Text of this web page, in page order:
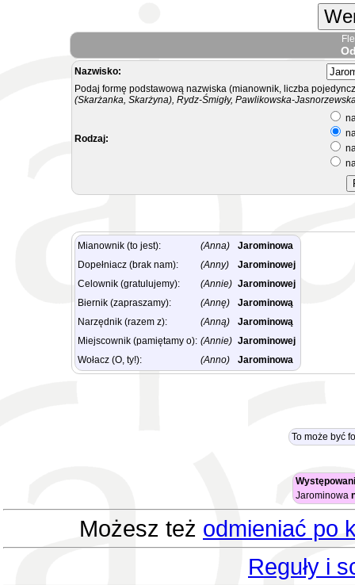
Nazwisko:
Podaj formę podstawową nazwiska (mianownik, liczba
(Skarżanka, Skarżyna), Rydz-Śmigły, Pawlikowska-
Rodzaj:
Mianownik (to jest): (Anna)
Jarominowa
Dopełniacz (brak nam):
(Anny)
Jarominowej
Celownik (gratulujemy):
(Annie) Jarominowej
Biernik (zapraszamy):
(Annę)
Jarominową
Narzędnik (razem z):
(Anną)
Jarominową
Miejscownik (pamiętamy o): (Annie) Jarominowej
Wołacz (O, ty!):
(Anno) Jarominowa
To może być
Jarominowa
Możesz też odmieniać po
Reguły i